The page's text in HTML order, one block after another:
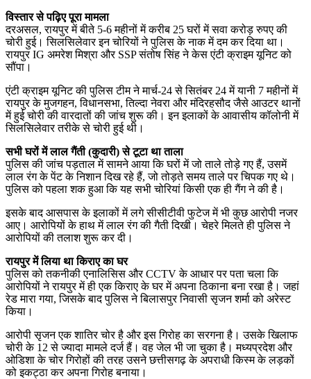
विस्तार से पढ़िए पूरा मामला
दरअसल, रायपुर में बीते 5-6 महीनों में करीब 25 घरों में सवा करोड़ रुपए की
चोरी हुई। सिलसिलेवार इन चोरियों ने पुलिस के नाक में दम कर दिया था।
रायपुर IG अमरेश मिश्रा और SSP संतोष सिंह ने केस एंटी क्राइम यूनिट को
सौंपा।
एंटी क्राइम यूनिट की पुलिस टीम ने मार्च-24 से सितंबर 24 में यानी 7 महीनों में
रायपुर के मुजगहन, विधानसभा, तिल्दा नेवरा और मंदिरहसौद जैसे आउटर थानों
में हुई चोरी की वारदातों की जांच शुरू की। इन इलाकों के आवासीय कॉलोनी में
सिलसिलेवार तरीके से चोरी हुई थी।
सभी घरों में लाल गैंती (कुदारी) से टूटा था ताला
पुलिस की जांच पड़ताल में सामने आया कि घरों में जो ताले तोड़े गए हैं, उसमें
लाल रंग के पेंट के निशान दिख रहे हैं, जो तोड़ते समय ताले पर चिपक गए थे।
पुलिस को पहला शक हुआ कि यह सभी चोरियां किसी एक ही गैंग ने की है।
इसके बाद आसपास के इलाकों में लगे सीसीटीवी फुटेज में भी कुछ आरोपी नजर
आए। आरोपियों के हाथ में लाल रंग की गैती दिखी। चेहरे मिलते ही पुलिस ने
आरोपियों की तलाश शुरू कर दी।
रायपुर में लिया था किराए का घर
पुलिस को तकनीकी एनालिसिस और CCTV के आधार पर पता चला कि
आरोपियों ने रायपुर में ही एक किराए के घर में अपना ठिकाना बना रखा है। जहां
रेड मारा गया, जिसके बाद पुलिस ने बिलासपुर निवासी सृजन शर्मा को अरेस्ट
किया।
आरोपी सृजन एक शातिर चोर है और इस गिरोह का सरगना है। उसके खिलाफ
चोरी के 12 से ज्यादा मामले दर्ज हैं। वह जेल भी जा चुका है। मध्यप्रदेश और
ओडिशा के चोर गिरोहों की तरह उसने छत्तीसगढ़ के अपराधी किस्म के लड़कों
को इकट्ठा कर अपना गिरोह बनाया।